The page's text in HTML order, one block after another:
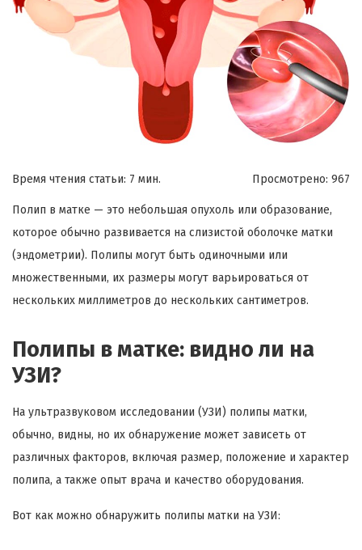
Время чтения статьи: 7 мин. Просмотрено: 967
Полип в матке — это небольшая опухоль или образование,
которое обычно развивается на слизистой оболочке матки
(эндометрии). Полипы могут быть одиночными или
множественными, их размеры могут варьироваться от
нескольких миллиметров до нескольких сантиметров.
Полипы в матке: видно ли на
УЗИ?
На ультразвуковом исследовании (УЗИ) полипы матки,
обычно, видны, но их обнаружение может зависеть от
различных факторов, включая размер, положение и характер
полипа, а также опыт врача и качество оборудования.
Вот как можно обнаружить полипы матки на УЗИ:
Ваш e-mail:*
Я согласен на обработку моих персональных данных